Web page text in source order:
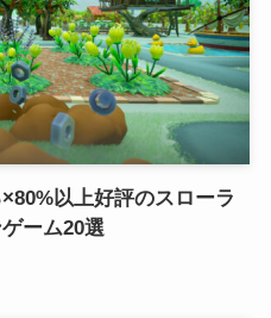
以上好評のスローラ
ーム20選